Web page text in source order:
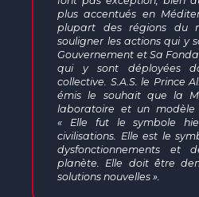
plus accentués en
plupart des régions du
souligner les actions qui y
Gouvernement et Sa
qui y sont déployées
collective. S.A.S. le Prince
émis le souhait que la
laboratoire et un modèle
« Elle fut le symbole
civilisations. Elle est le
dysfonctionnements et
planète. Elle doit être
solutions nouvelles ».